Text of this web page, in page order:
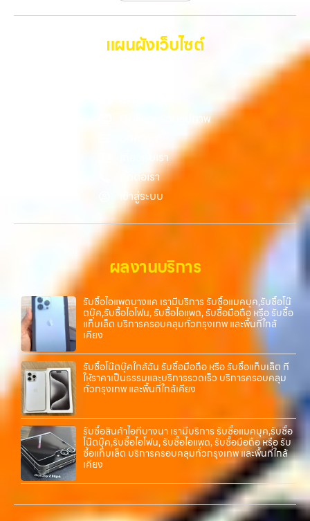
แผนผังเว็บไซต์
Gallery รวมรูปภาพ
เกี่ยวกับเรา
ติดต่อเรา
เข้าสู่ระบบ
ผลงานบริการ
รับซื้อไอแพดบางแค เรามีบริการ รับซื้อแมคบุค,รับซื้อโน๊
ตบุ๊ค,รับซื้อไอโฟน, รับซื้อไอแพด, รับซื้อมือถือ หรือ รับซื้อ
แท็บเล็ต บริการครอบคลุมทั่วกรุงเทพ และพื้นที่ใกล้
เคียง
รับซื้อโน๊ตบุ๊คใกล้ฉัน รับซื้อมือถือ หรือ รับซื้อแท็บเล็ต ที่
ให้ราคาเป็นธรรมและบริการรวดเร็ว บริการครอบคลุม
ทั่วกรุงเทพ และพื้นที่ใกล้เคียง
รับซื้อสินค้าไอทีบางนา เรามีบริการ รับซื้อแมคบุค,รับซื้อ
โน๊ตบุ๊ค,รับซื้อไอโฟน, รับซื้อไอแพด, รับซื้อมือถือ หรือ รับ
ซื้อแท็บเล็ต บริการครอบคลุมทั่วกรุงเทพ และพื้นที่ใกล้
เคียง